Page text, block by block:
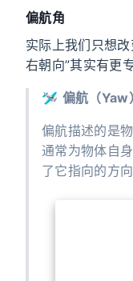
偏航角
实际上我们只想
右朝向”其实有更
🛩 偏航（Yaw）
偏航描述的是
通常为物体自
了它指向的方